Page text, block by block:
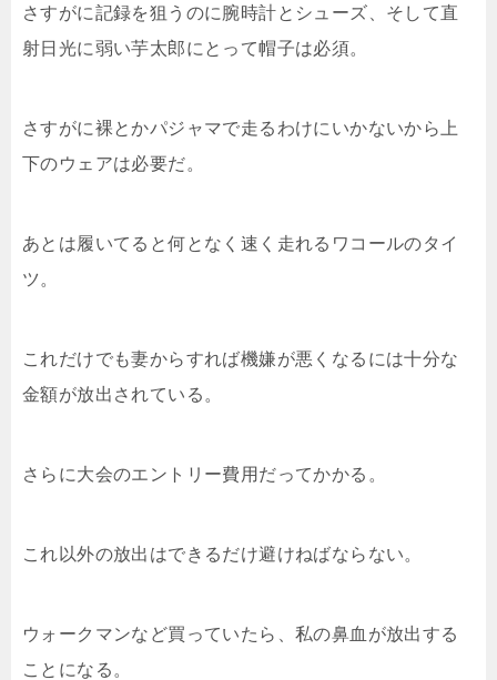
さすがに記録を狙うのに腕時計とシューズ、そして直
射日光に弱い芋太郎にとって帽子は必須。
さすがに裸とかパジャマで走るわけにいかないから上
下のウェアは必要だ。
あとは履いてると何となく速く走れるワコールのタイ
ツ。
これだけでも妻からすれば機嫌が悪くなるには十分な
金額が放出されている。
さらに大会のエントリー費用だってかかる。
これ以外の放出はできるだけ避けねばならない。
ウォークマンなど買っていたら、私の鼻血が放出する
ことになる。